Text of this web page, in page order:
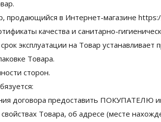
продающийся в Интернет-магазине
качества и санитарно-
эксплуатации на Товар устанавливает
Товара.
сторон.
договора предоставить ПОКУПАТЕЛЮ
свойствах Товара, об адресе (месте